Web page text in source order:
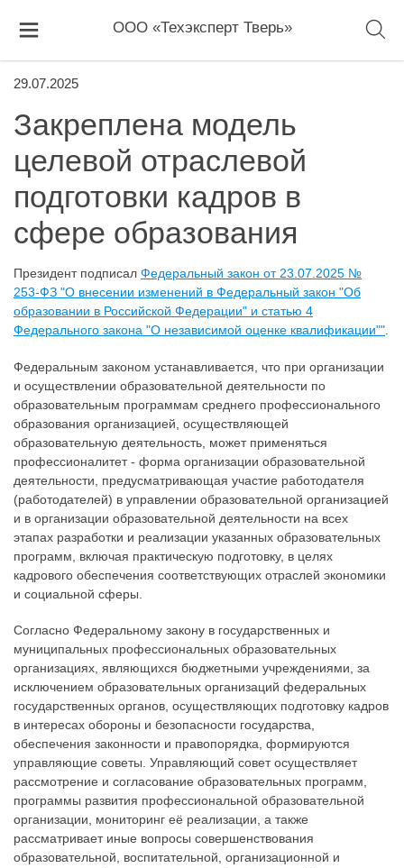
ООО «Техэксперт Тверь»
29.07.2025
Закреплена модель
целевой отраслевой
подготовки кадров в
сфере образования
Президент подписал Федеральный закон от 23.07.2025 №
253-ФЗ "О внесении изменений в Федеральный закон "Об
образовании в Российской Федерации" и статью 4
Федерального закона "О независимой оценке квалификации""
Федеральным законом устанавливается, что при организации
и осуществлении образовательной деятельности по
образовательным программам среднего профессионального
образования организацией, осуществляющей
образовательную деятельность, может применяться
профессионалитет - форма организации образовательной
деятельности, предусматривающая участие работодателя
(работодателей) в управлении образовательной организацией
и в организации образовательной деятельности на всех
этапах разработки и реализации указанных образовательных
программ, включая практическую подготовку, в целях
кадрового обеспечения соответствующих отраслей экономики
и социальной сферы.
Согласно Федеральному закону в государственных и
муниципальных профессиональных образовательных
организациях, являющихся бюджетными учреждениями, за
исключением образовательных организаций федеральных
государственных органов, осуществляющих подготовку кадров
в интересах обороны и безопасности государства,
обеспечения законности и правопорядка, формируются
управляющие советы. Управляющий совет осуществляет
рассмотрение и согласование образовательных программ,
программы развития профессиональной образовательной
организации, мониторинг её реализации, а также
рассматривает иные вопросы совершенствования
образовательной, воспитательной, организационной и